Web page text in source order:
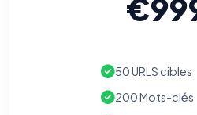
50 URLS cibles
200 Mots-clés
Traceurs des courriels HORS
Les e-mails peuvent contenir un pixel
opposer : utilisez lelien dédié en
vous opposer à ce suivi ») — sans
(section Traceurs dans